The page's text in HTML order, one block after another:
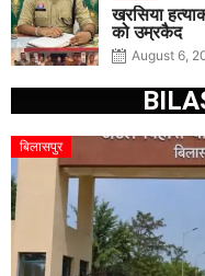
खरसिया
को उम्रकैद
August 6,
बिलासपुर